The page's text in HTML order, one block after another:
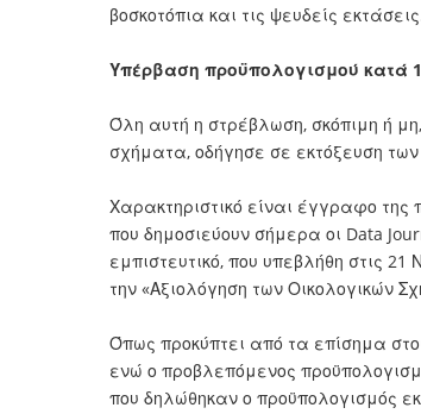
βοσκοτόπια και τις ψευδείς
Υπέρβαση προϋπολογισμού κατά
Όλη αυτή η στρέβλωση, σκόπιμη ή
σχήματα, οδήγησε σε εκτόξευση
Χαρακτηριστικό είναι έγγραφο
που δημοσιεύουν σήμερα οι Data
εμπιστευτικό, που υπεβλήθη στις
την «Αξιολόγηση των Οικολογικών
Όπως προκύπτει από τα επίσημα
ενώ ο προβλεπόμενος
που δηλώθηκαν ο προϋπολογισμός